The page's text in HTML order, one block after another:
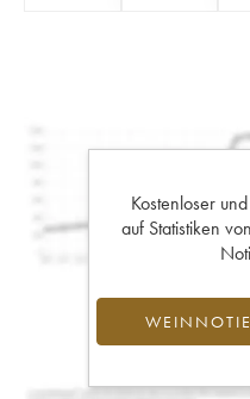
Kostenloser
auf Statistiken